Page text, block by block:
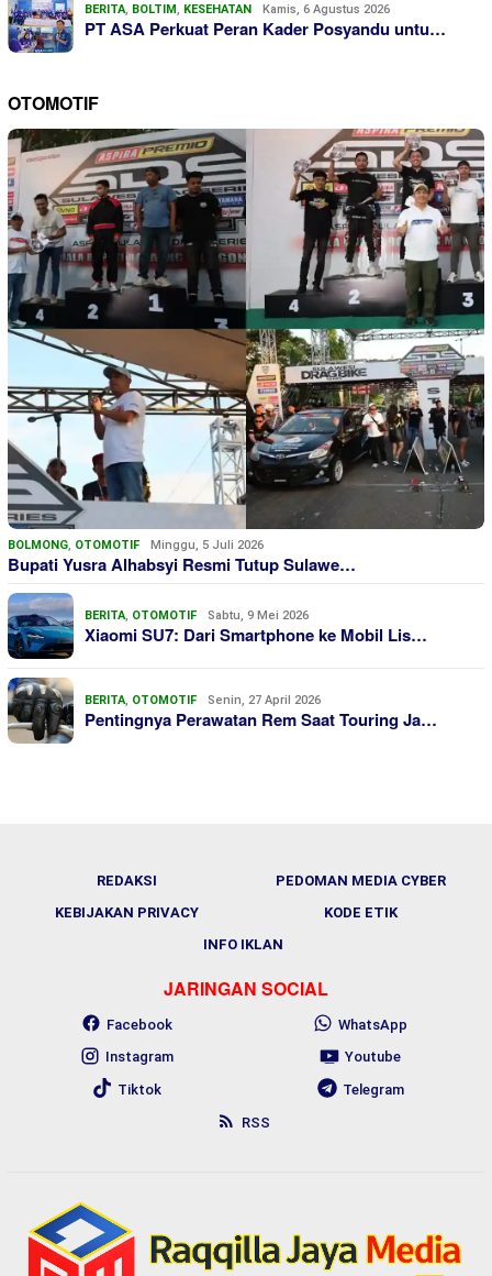
BERITA, BOLTIM, KESEHATAN Kamis, 6 Agustus 2026
PT ASA Perkuat Peran Kader Posyandu untu…
OTOMOTIF
BOLMONG, OTOMOTIF Minggu, 5 Juli 2026
Bupati Yusra Alhabsyi Resmi Tutup Sulawe…
BERITA, OTOMOTIF Sabtu, 9 Mei 2026
Xiaomi SU7: Dari Smartphone ke Mobil Lis…
BERITA, OTOMOTIF Senin, 27 April 2026
Pentingnya Perawatan Rem Saat Touring Ja…
REDAKSI
PEDOMAN MEDIA CYBER
KEBIJAKAN PRIVACY
KODE ETIK
INFO IKLAN
JARINGAN SOCIAL
Facebook
WhatsApp
Instagram
Youtube
Tiktok
Telegram
RSS